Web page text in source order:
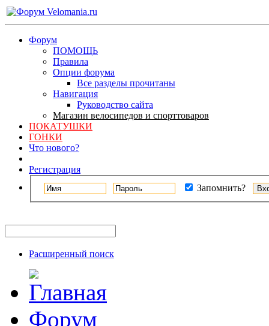
Форум
ПОМОЩЬ
Правила
Опции форума
Все разделы прочитаны
Навигация
Руководство сайта
Магазин велосипедов и спорттоваров
ПОКАТУШКИ
ГОНКИ
Что нового?
Регистрация
Запомнить?
Расширенный поиск
Форум